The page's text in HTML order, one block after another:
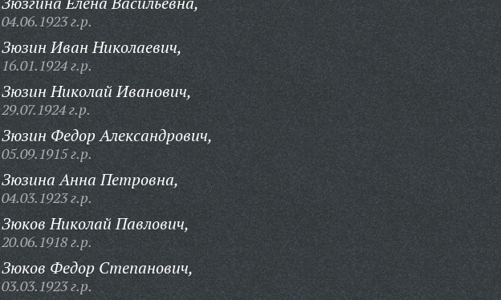
04.06.1923 г.р.
Зюзин Иван Николаевич,
16.01.1924 г.р.
Зюзин Николай Иванович,
29.07.1924 г.р.
Зюзин Федор Александрович,
05.09.1915 г.р.
Зюзина Анна Петровна,
04.03.1923 г.р.
Зюков Николай Павлович,
20.06.1918 г.р.
Зюков Федор Степанович,
03.03.1923 г.р.